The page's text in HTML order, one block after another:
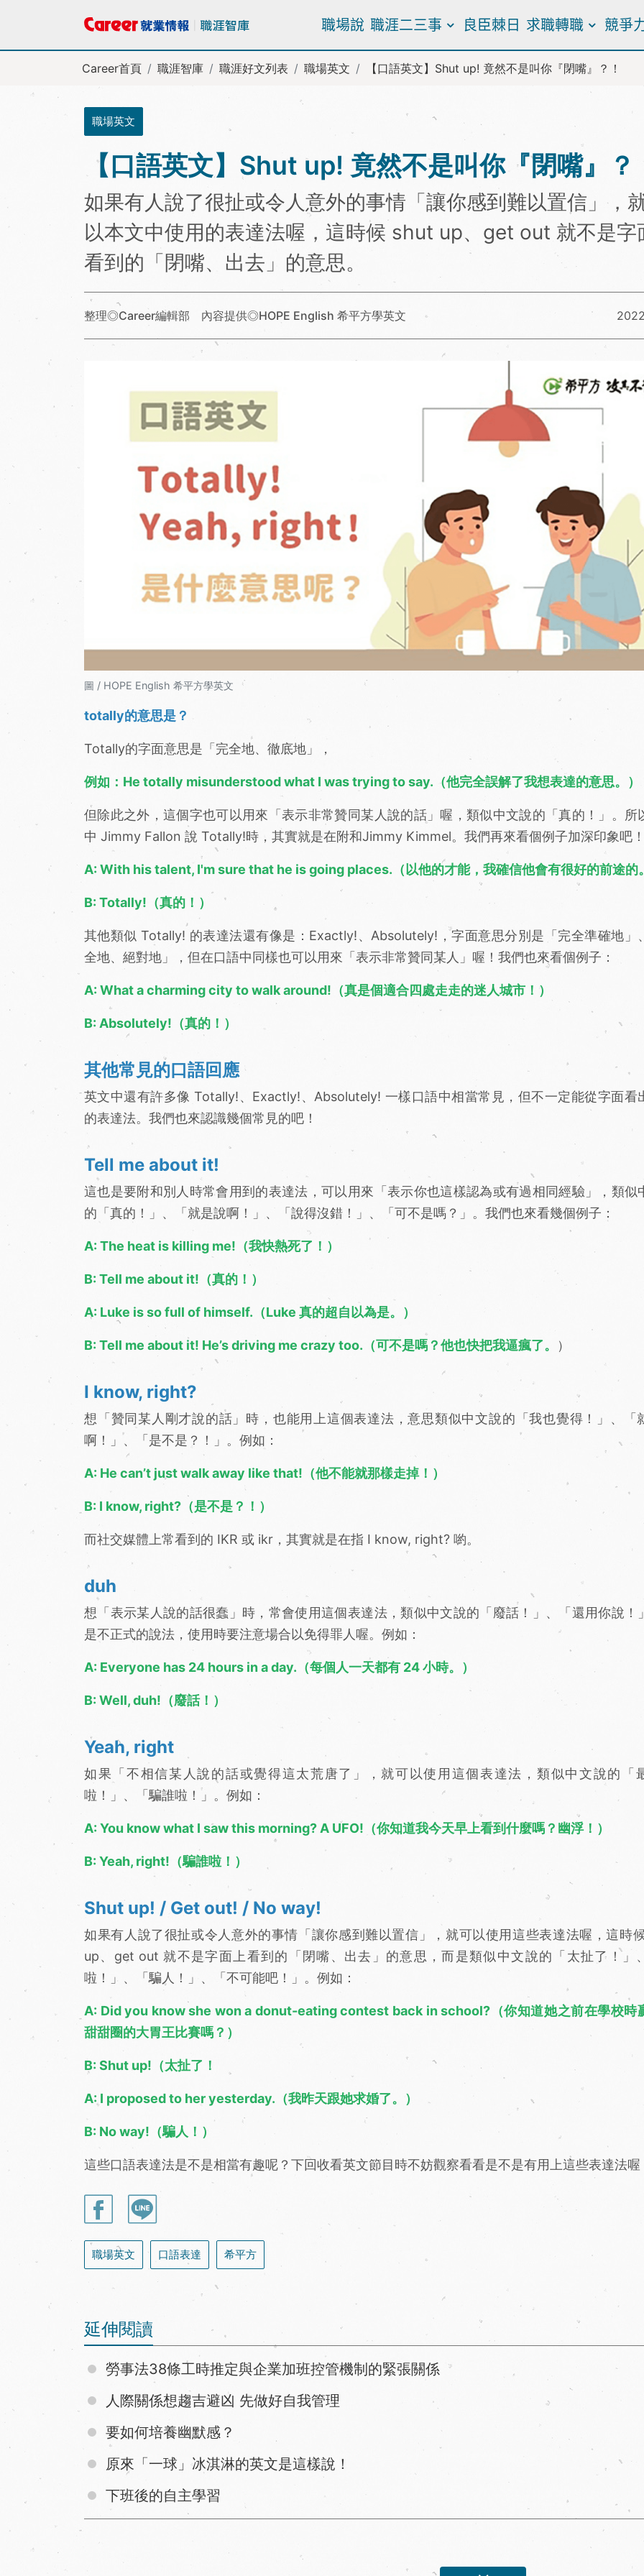
職場說 職涯二三事 良臣棘日 求職轉職 競爭
Career首頁 職涯智庫 職涯好文列表 職場英文 【口語英文】Shut up! 竟然不是叫你『閉嘴』？！
職場英文
【口語英文】Shut up! 竟然不是叫你『閉嘴』？
如果有人說了很扯或令人意外的事情「讓你感到難以置信」，
以本文中使用的表達法喔，這時候 shut up、get out 就不是字
看到的「閉嘴、出去」的意思。
整理◎Career編輯部 內容提供◎HOPE English 希平方學英文
圖 / HOPE English 希平方學英文
totally的意思是？
Totally的字面意思是「完全地、徹底地」，
例如：He totally misunderstood what I was trying to say.（他完全誤解了我想表達的意思。）
但除此之外，這個字也可以用來「表示非常贊同某人說的話」喔，類似中文說的「真的！」。所
中 Jimmy Fallon 說 Totally!時，其實就是在附和Jimmy Kimmel。我們再來看個例子加深印象吧
A: With his talent, I'm sure that he is going places.（以他的才能，我確信他會有很好的前途的
B: Totally!（真的！）
其他類似 Totally! 的表達法還有像是：Exactly!、Absolutely!，字面意思分別是「完全準確地」
全地、絕對地」，但在口語中同樣也可以用來「表示非常贊同某人」喔！我們也來看個例子：
A: What a charming city to walk around!（真是個適合四處走走的迷人城市！）
B: Absolutely!（真的！）
其他常見的口語回應
英文中還有許多像 Totally!、Exactly!、Absolutely! 一樣口語中相當常見，但不一定能從字面看
的表達法。我們也來認識幾個常見的吧！
Tell me about it!
這也是要附和別人時常會用到的表達法，可以用來「表示你也這樣認為或有過相同經驗」，類似
的「真的！」、「就是說啊！」、「說得沒錯！」、「可不是嗎？」。我們也來看幾個例子：
A: The heat is killing me!（我快熱死了！）
B: Tell me about it!（真的！）
A: Luke is so full of himself.（Luke 真的超自以為是。）
B: Tell me about it! He’s driving me crazy too.（可不是嗎？他也快把我逼瘋了。 ）
I know, right?
想「贊同某人剛才說的話」時，也能用上這個表達法，意思類似中文說的「我也覺得！」、「
啊！」、「是不是？！」。例如：
A: He can’t just walk away like that!（他不能就那樣走掉！）
B: I know, right?（是不是？！）
而社交媒體上常看到的 IKR 或 ikr，其實就是在指 I know, right? 喲。
duh
想「表示某人說的話很蠢」時，常會使用這個表達法，類似中文說的「廢話！」、「還用你說！
是不正式的說法，使用時要注意場合以免得罪人喔。例如：
A: Everyone has 24 hours in a day.（每個人一天都有 24 小時。）
B: Well, duh!（廢話！）
Yeah, right
如果「不相信某人說的話或覺得這太荒唐了」，就可以使用這個表達法，類似中文說的「
啦！」、「騙誰啦！」。例如：
A: You know what I saw this morning? A UFO!（你知道我今天早上看到什麼嗎？幽浮！）
B: Yeah, right!（騙誰啦！）
Shut up! / Get out! / No way!
如果有人說了很扯或令人意外的事情「讓你感到難以置信」，就可以使用這些表達法喔，這時
up、get out 就不是字面上看到的「閉嘴、出去」的意思，而是類似中文說的「太扯了！」
啦！」、「騙人！」、「不可能吧！」。例如：
A: Did you know she won a donut-eating contest back in school?（你知道她之前在學校時
甜甜圈的大胃王比賽嗎？）
B: Shut up!（太扯了！
A: I proposed to her yesterday.（我昨天跟她求婚了。）
B: No way!（騙人！）
這些口語表達法是不是相當有趣呢？下回收看英文節目時不妨觀察看看是不是有用上這些表達法喔
職場英文 口語表達 希平方
延伸閱讀
勞事法38條工時推定與企業加班控管機制的緊張關係
人際關係想趨吉避凶 先做好自我管理
要如何培養幽默感？
原來「一球」冰淇淋的英文是這樣說！
下班後的自主學習